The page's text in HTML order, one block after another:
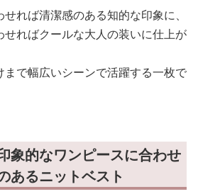
れば清潔感のある知的な印象に、
ればクールな大人の装いに仕上が
まで幅広いシーンで活躍する一枚で
象的なワンピースに合わせ
あるニットベスト